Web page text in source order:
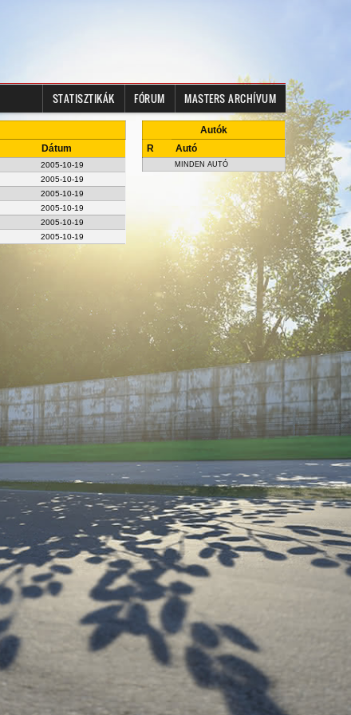
STATISZTIKÁK FÓRUM MASTERS ARCHÍVUM
Dátum
2005-10-19
2005-10-19
2005-10-19
2005-10-19
2005-10-19
2005-10-19
Autók
R
Autó
MINDEN AUTÓ